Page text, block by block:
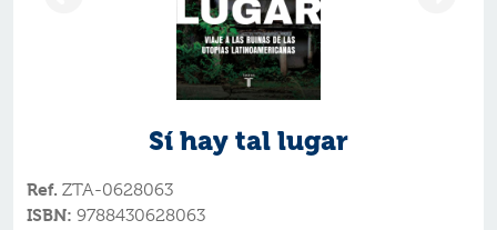
Sí hay tal lugar
Ref. ZTA-0628063
ISBN: 9788430628063